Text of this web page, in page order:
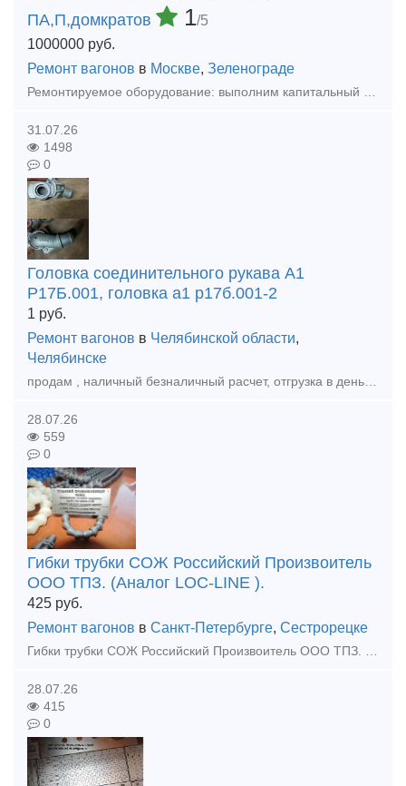
ПА,П,домкратов
1/5
1000000 руб.
Ремонт вагонов в Москве, Зеленограде
Ремонтируемое оборудование: выполним капитальный ремонт колёсотокарных (мод. КЖ1842, КЖ1843, UGB-150 ,UBB112ф3, осетокарные 1833, и колёсофрезерных КЖ-20,1836М.10 КЗТС, UBC-150, UBC-130, UBC-125 с Ч
31.07.26
1498
0
Головка соединительного рукава А1
Р17Б.001, головка а1 р17б.001-2
1 руб.
Ремонт вагонов в Челябинской области,
Челябинске
продам , наличный безналичный расчет, отгрузка в день оплаты , доставка любой транспортной по РФ и КЗ, Головка соединительного рукава А1 Р17Б.001 головка а1 р17б.001-2 ,а так же другеи запчасти
28.07.26
559
0
Гибки трубки СОЖ Российский Произвоитель
ООО ТПЗ. (Аналог LOC-LINE ).
425 руб.
Ремонт вагонов в Санкт-Петербурге, Сестрорецке
Гибки трубки СОЖ Российский Произвоитель ООО ТПЗ. (Аналог LOC-LINE ). Всегда в наличии! Тульский Промышленный Завод производит универсальные гибкие сегментоно-шарнирные трубки для подачи охлажадающ
28.07.26
415
0